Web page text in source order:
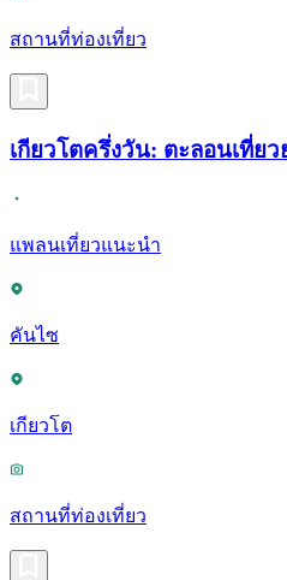
สถานที่ท่องเที่ยว
เกียวโตครึ่งวัน: ตะลอนเที่ย
แพลนเที่ยวแนะนำ
คันไซ
เกียวโต
สถานที่ท่องเที่ยว